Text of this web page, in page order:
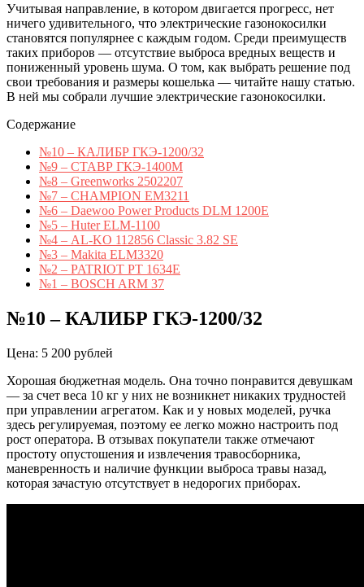
Учитывая направление, в котором двигается прогресс, нет
ничего удивительного, что электрические газонокосилки
становятся популярнее с каждым годом. Среди преимуществ
таких приборов — отсутствие выброса вредных веществ и
пониженный уровень шума. О том, как выбрать решение под
свои требования и размеры кошелька — читайте нашу статью.
В ней мы собрали лучшие электрические газонокосилки.
Содержание
№10 – КАЛИБР ГКЭ-1200/32
№9 – СТАВР ГКЭ-1400М
№8 – Greenworks 2502207
№7 – CHAMPION EM3211
№6 – Daewoo Power Products DLM 1200E
№5 – Huter ELM-1100
№4 – AL-KO 112856 Classic 3.82 SE
№3 – Makita ELM3320
№2 – PATRIOT PT 1634E
№1 – BOSCH ARM 37
№10 – КАЛИБР ГКЭ-1200/32
Цена: 5 200 рублей
Хорошая бюджетная модель. Она точно понравится девушкам
— за счет веса 10 кг у них не возникнет никаких трудностей
при управлении агрегатом. Как и у новых моделей, ручка
здесь регулируемая, поэтому ее легко можно настроить под
рост оператора. В отзывах покупатели также отмечают
простоту опустошения и извлечения травосборника,
маневренность и наличие функции выброса травы назад,
которая зачастую отсутствует в недорогих приборах.